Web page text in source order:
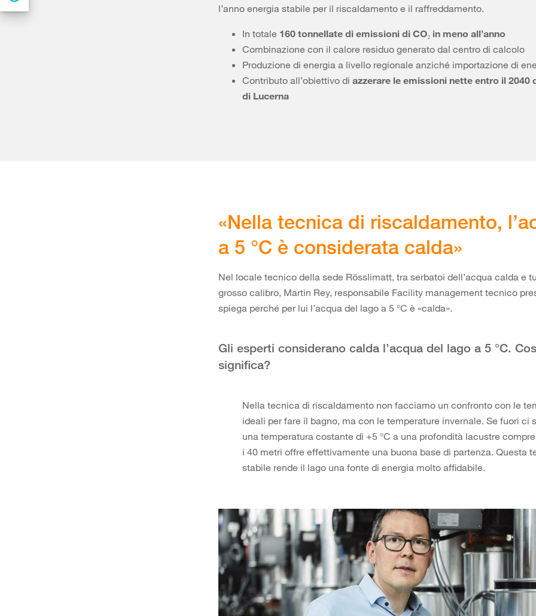
l’anno energia stabile per il riscaldamento e il raffreddamento.
In totale 160 tonnellate di emissioni di CO₂ in meno all’anno
Combinazione con il calore residuo generato dal centro di calcolo
Produzione di energia a livello regionale anziché importazione di
Contributo all’obiettivo di azzerare le emissioni nette entro il 2040
di Lucerna
«Nella tecnica di riscaldamento,
a 5 °C è considerata calda»
Nel locale tecnico della sede Rösslimatt, tra serbatoi dell’acqua calda e
grosso calibro, Martin Rey, responsabile Facility management tecnico
spiega perché per lui l’acqua del lago a 5 °C è «calda».
Gli esperti considerano calda l’acqua del lago a 5 °C.
significa?
Nella tecnica di riscaldamento non facciamo un confronto con le
ideali per fare il bagno, ma con le temperature invernale. Se fuori ci
una temperatura costante di +5 °C a una profondità lacustre
i 40 metri offre effettivamente una buona base di partenza. Questa
stabile rende il lago una fonte di energia molto affidabile.